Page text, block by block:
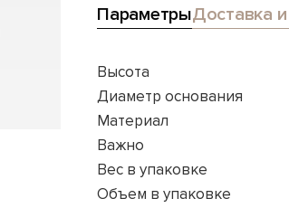
ПараметрыДоставка
Высота
Диаметр основания
Материал
Важно
Вес в упаковке
Объем в упаковке